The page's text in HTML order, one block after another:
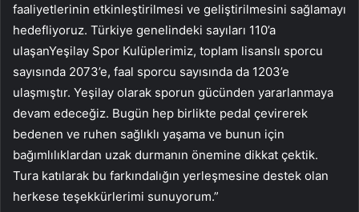
faaliyetlerinin etkinleştirilmesi ve geliştirilmesini sağlamayı
hedefliyoruz. Türkiye genelindeki sayıları 110’a
ulaşanYeşilay Spor Kulüplerimiz, toplam lisanslı sporcu
sayısında 2073’e, faal sporcu sayısında da 1203’e
ulaşmıştır. Yeşilay olarak sporun gücünden yararlanmaya
devam edeceğiz. Bugün hep birlikte pedal çevirerek
bedenen ve ruhen sağlıklı yaşama ve bunun için
bağımlılıklardan uzak durmanın önemine dikkat çektik.
Tura katılarak bu farkındalığın yerleşmesine destek olan
herkese teşekkürlerimi sunuyorum.”